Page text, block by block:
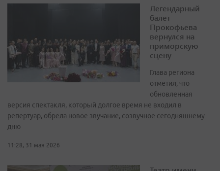
Легендарный
балет
Прокофьева
вернулся на
приморскую
сцену
Глава региона
отметил, что
обновленная
версия спектакля, который долгое время не входил в
репертуар, обрела новое звучание, созвучное сегодняшнему
дню
11:28, 31 мая 2026